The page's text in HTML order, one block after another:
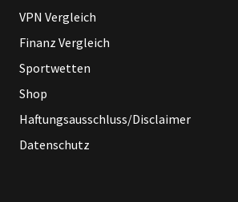
VPN Vergleich
Finanz Vergleich
Sportwetten
Shop
Haftungsausschluss/Disclaimer
Datenschutz